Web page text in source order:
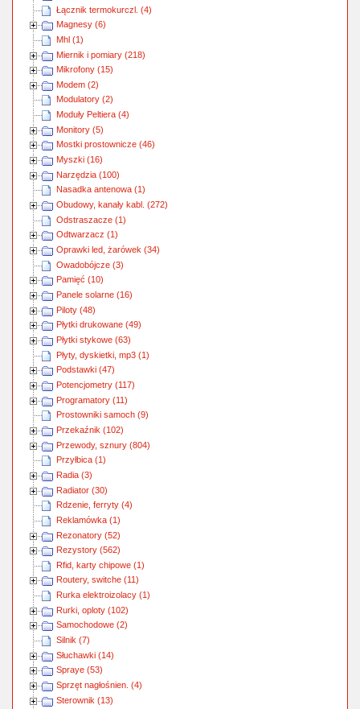
Łącznik termokurczl. (4)
Magnesy (6)
Mhl (1)
Miernik i pomiary (218)
Mikrofony (15)
Modem (2)
Modulatory (2)
Moduły Peltiera (4)
Monitory (5)
Mostki prostownicze (46)
Myszki (16)
Narzędzia (100)
Nasadka antenowa (1)
Obudowy, kanały kabl. (272)
Odstraszacze (1)
Odtwarzacz (1)
Oprawki led, żarówek (34)
Owadobójcze (3)
Pamięć (10)
Panele solarne (16)
Piloty (48)
Płytki drukowane (49)
Płytki stykowe (63)
Płyty, dyskietki, mp3 (1)
Podstawki (47)
Potencjometry (117)
Programatory (11)
Prostowniki samoch (9)
Przekaźnik (102)
Przewody, sznury (804)
Przyłbica (1)
Radia (3)
Radiator (30)
Rdzenie, ferryty (4)
Reklamówka (1)
Rezonatory (52)
Rezystory (562)
Rfid, karty chipowe (1)
Routery, switche (11)
Rurka elektroizolacy (1)
Rurki, oploty (102)
Samochodowe (2)
Silnik (7)
Słuchawki (14)
Spraye (53)
Sprzęt nagłośnien. (4)
Sterownik (13)